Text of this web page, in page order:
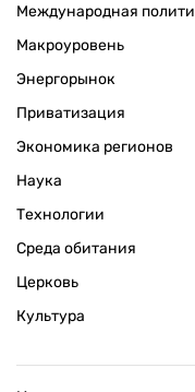
Международная
Макроуровень
Энергорынок
Приватизация
Экономика регионов
Наука
Технологии
Среда обитания
Церковь
Культура